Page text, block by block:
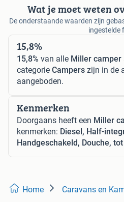
Wat je moet weten
De onderstaande waarden zijn
ingestelde
15,8%
15,8% van alle Miller camper
categorie Campers zijn in de
aangeboden.
Kenmerken
Doorgaans heeft een Miller
kenmerken: Diesel, Half-
Handgeschakeld, Douche,
Home Caravans en